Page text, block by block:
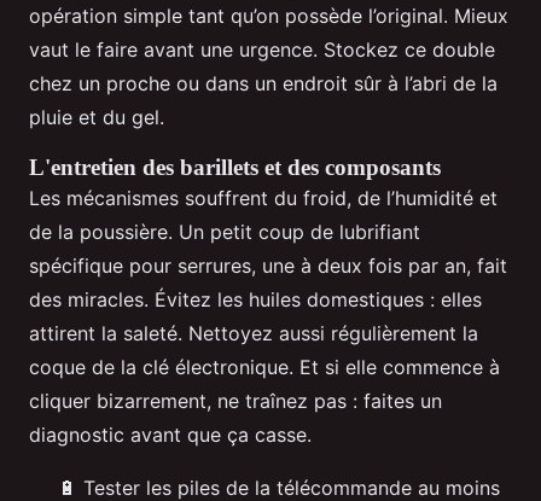
opération simple tant qu’on possède l’original. Mieux
vaut le faire avant une urgence. Stockez ce double
chez un proche ou dans un endroit sûr à l’abri de la
pluie et du gel.
L'entretien des barillets et des composants
Les mécanismes souffrent du froid, de l’humidité et
de la poussière. Un petit coup de lubrifiant
spécifique pour serrures, une à deux fois par an, fait
des miracles. Évitez les huiles domestiques : elles
attirent la saleté. Nettoyez aussi régulièrement la
coque de la clé électronique. Et si elle commence à
cliquer bizarrement, ne traînez pas : faites un
diagnostic avant que ça casse.
🔋 Tester les piles de la télécommande au moins